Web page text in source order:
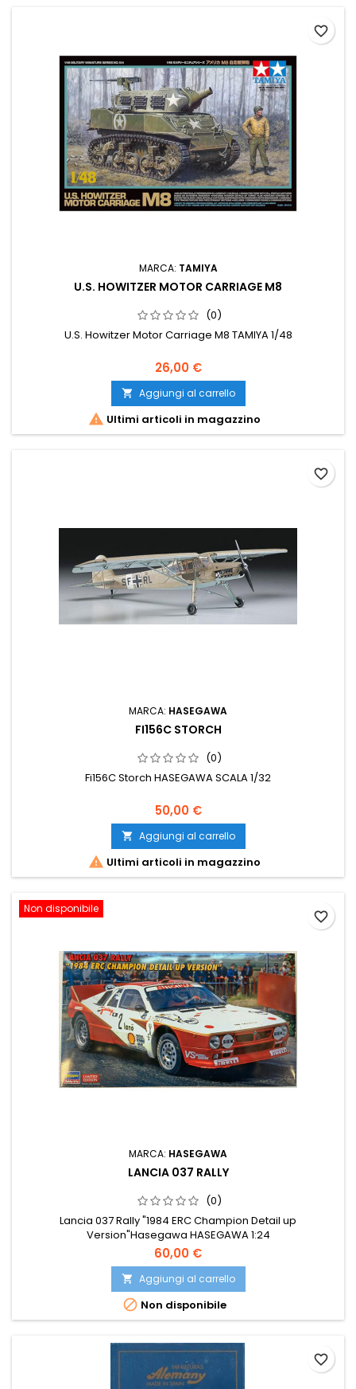
MARCA: TAMIYA
U.S. HOWITZER MOTOR CARRIAGE M8
(0)
U.S. Howitzer Motor Carriage M8 TAMIYA 1/48
26,00 €
 Aggiungi al carrello
 Ultimi articoli in magazzino
favorite_border
MARCA: HASEGAWA
FI156C STORCH
(0)
Fi156C Storch HASEGAWA SCALA 1/32
50,00 €
 Aggiungi al carrello
 Ultimi articoli in magazzino
favorite_border
Non disponibile
MARCA: HASEGAWA
LANCIA 037 RALLY
(0)
Lancia 037 Rally "1984 ERC Champion Detail up
Version"Hasegawa HASEGAWA 1:24
60,00 €
 Aggiungi al carrello
 Non disponibile
favorite_border
favorite_border